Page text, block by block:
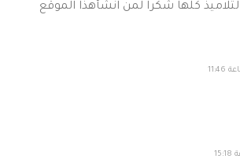
كلها شكرا لمن انشأهذا الموقع